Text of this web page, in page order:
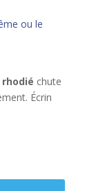
ou le
chute
Écrin